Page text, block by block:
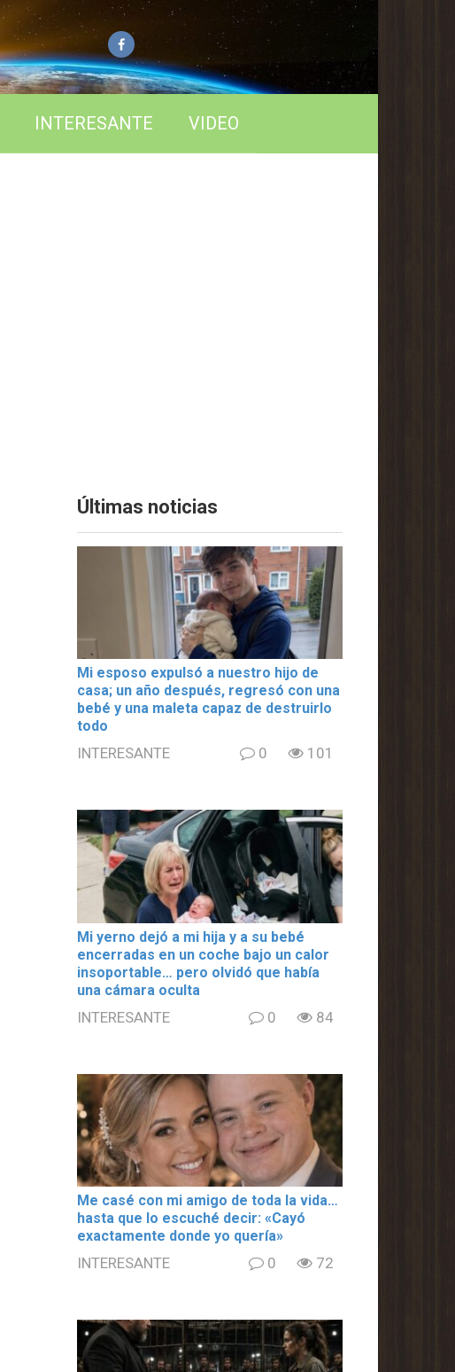
INTERESANTE VIDEO
Últimas noticias
Mi esposo expulsó a nuestro hijo de
casa; un año después, regresó con una
bebé y una maleta capaz de destruirlo
todo
INTERESANTE 0 101
Mi yerno dejó a mi hija y a su bebé
encerradas en un coche bajo un calor
insoportable… pero olvidó que había
una cámara oculta
INTERESANTE 0 84
Me casé con mi amigo de toda la vida…
hasta que lo escuché decir: «Cayó
exactamente donde yo quería»
INTERESANTE 0 72